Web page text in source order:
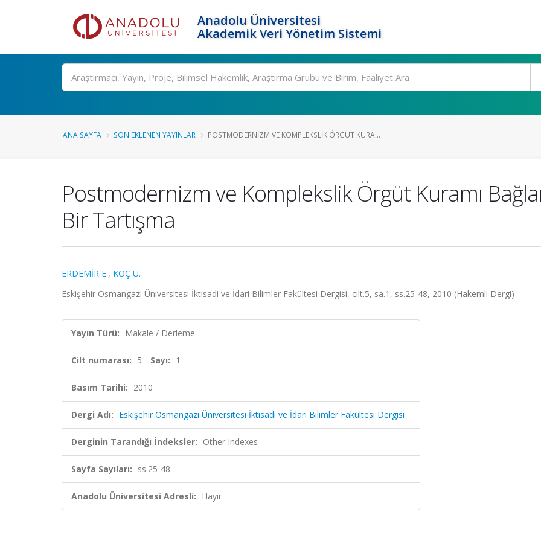
Anadolu Üniversitesi
Akademik Veri Yönetim Sistemi
Ara
ANA SAYFA SON EKLENEN YAYINLAR POSTMODERNIZM VE KOMPLEKSLIK ÖRGÜT KURA...
Postmodernizm ve Komplekslik Örgüt Kuramı
Bir Tartışma
ERDEMİR E., KOÇ U.
Eskişehir Osmangazi Üniversitesi İktisadi ve İdari Bilimler Fakültesi Dergisi, cilt.5, sa.1, ss.25-48, 2010 (Hakemli Dergi)
Yayın Türü: Makale / Derleme
Cilt numarası: 5 Sayı: 1
Basım Tarihi: 2010
Dergi Adı: Eskişehir Osmangazi Üniversitesi İktisadi ve İdari Bilimler Fakültesi Dergisi
Derginin Tarandığı İndeksler: Other Indexes
Sayfa Sayıları: ss.25-48
Anadolu Üniversitesi Adresli: Hayır